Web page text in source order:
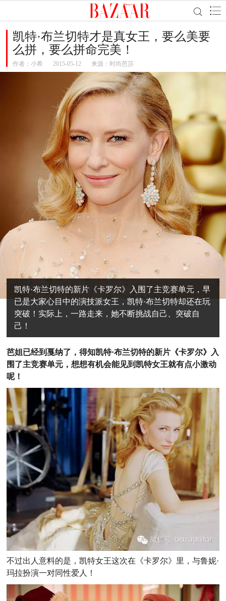
凯特·布兰切特才是真女王，要么美要
么拼，要么拼命完美！
作者： 小希 2015-05-12 来源：时尚芭莎
凯特·布兰切特的新片《卡罗尔》入围了主竞赛单元，早
已是大家心目中的演技派女王，凯特·布兰切特却还在玩
突破！实际上，一路走来，她不断挑战自己、突破自
己！
芭姐已经到戛纳了，得知凯特·布兰切特的新片《卡罗尔》入
围了主竞赛单元，想想有机会能见到凯特女王就有点小激动
呢！
不过出人意料的是，凯特女王这次在《卡罗尔》里，与鲁妮·
玛拉扮演一对同性爱人！